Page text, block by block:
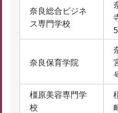
奈良総合ビジネ
ス専門学校
5
奈良保育学院
橿原美容専門学
校